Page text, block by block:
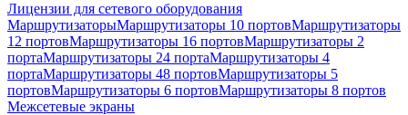
Лицензии для сетевого оборудования
МаршрутизаторыМаршрутизаторы 10 портовМаршрутизаторы
12 портовМаршрутизаторы 16 портовМаршрутизаторы 2
портаМаршрутизаторы 24 портаМаршрутизаторы 4
портаМаршрутизаторы 48 портовМаршрутизаторы 5
портовМаршрутизаторы 6 портовМаршрутизаторы 8 портов
Межсетевые экраны